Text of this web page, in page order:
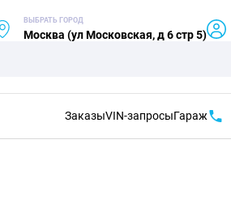
ВЫБРАТЬ ГОРОД
Москва (ул Московская, д 6 стр 5)
ЗаказыVIN-запросыГараж